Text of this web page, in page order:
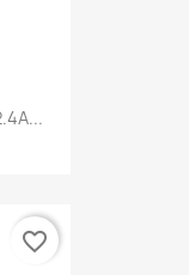
favorite_border